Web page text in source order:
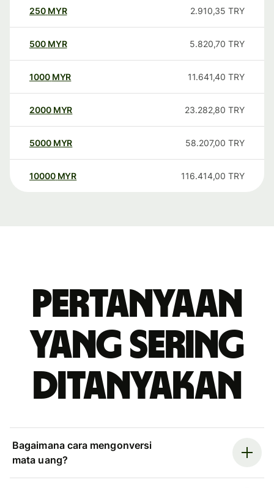
250 MYR 2.910,35 TRY
500 MYR 5.820,70 TRY
1000 MYR 11.641,40 TRY
2000 MYR 23.282,80 TRY
5000 MYR 58.207,00 TRY
10000 MYR 116.414,00 TRY
Pertanyaan
yang sering
ditanyakan
Bagaimana cara mengonversi
mata uang?